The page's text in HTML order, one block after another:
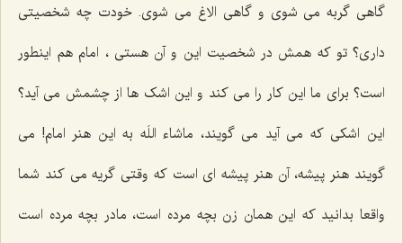
گاهی گربه می شوی و گاهی الاغ می شوی. خودت چه شخصیتی
داری؟ تو که همش در شخصیت این و آن هستی ، امام هم اینطور
است؟ برای ما این کار را می کند و این اشک ها از چشمش می آید؟
این اشکی که می آید می گویند، ماشاء اللَه به این هنر امام! می
گویند هنر پیشه، آن هنر پیشه ای است که وقتی گریه می کند شما
واقعا بدانید که این همان زن بچه مرده است، مادر بچه مرده است